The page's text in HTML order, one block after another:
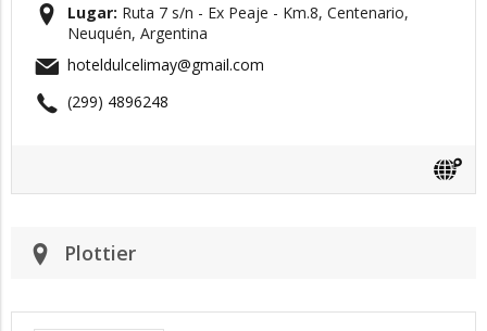
Lugar: Ruta 7 s/n - Ex Peaje - Km.8, Centenario,
Neuquén, Argentina
hoteldulcelimay@gmail.com
(299) 4896248
Plottier